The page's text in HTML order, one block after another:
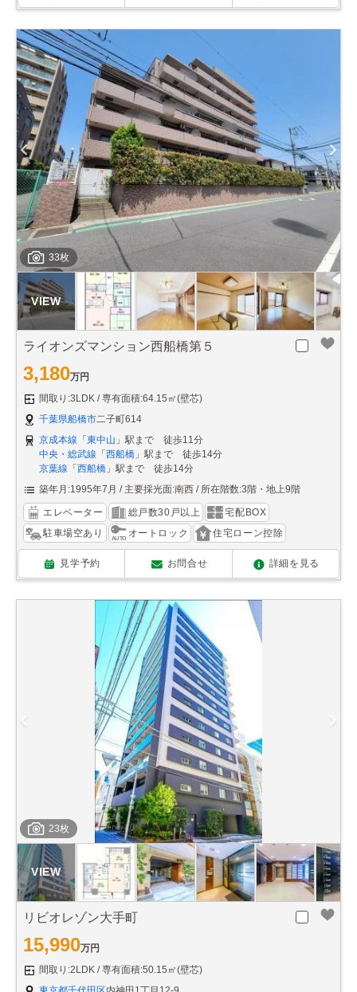
33枚
ライオンズマンション西船橋第５
3,180万円
間取り:3LDK
専有面積:64.15㎡(壁芯)
千葉県船橋市二子町614
京成本線 「 東中山 」駅まで 徒歩11分
中央・総武線 「 西船橋 」駅まで 徒歩14分
京葉線 「 西船橋 」駅まで 徒歩14分
築年月:1995年7月
主要採光面:南西 所在階数:3階・地上9階
エレベーター 総戸数30戸以上
宅配BOX
駐車場空あり
オートロック 住宅ローン控除
見学予約 お問合せ 詳細を見る
23枚
リビオレゾン大手町
15,990万円
間取り:2LDK
専有面積:50.15㎡(壁芯)